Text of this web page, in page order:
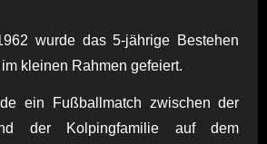
wurde das 5-jährige Bestehen
kleinen Rahmen gefeiert.
ein Fußballmatch zwischen der
der Kolpingfamilie auf dem